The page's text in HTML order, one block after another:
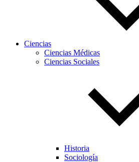
Ciencias
Ciencias Médicas
Ciencias Sociales
Historia
Sociología